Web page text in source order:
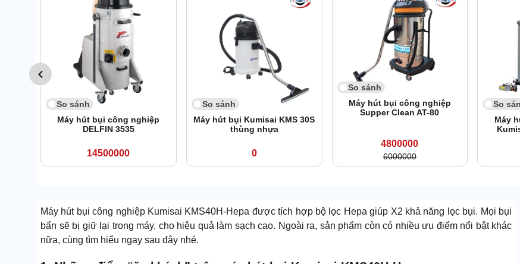
So sánh
Máy hút bụi công nghiệp
DELFIN 3535
14500000
So sánh
Máy hút bụi Kumisai KMS 30S
thùng nhựa
0
So sánh
Máy hút bụi công nghiệp
Supper Clean AT-80
4800000
6000000
So
Máy
Máy hút bụi công nghiệp Kumisai KMS40H-Hepa được tích hợp bộ lọc Hepa giúp X2 khả năng lọc bụi. Mọi bụi
bẩn sẽ bị giữ lại trong máy, cho hiệu quả làm sạch cao. Ngoài ra, sản phẩm còn có nhiều ưu điểm nổi bật khác
nữa, cùng tìm hiểu ngay sau đây nhé.